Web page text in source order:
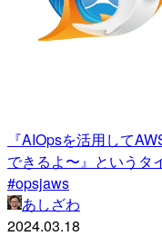
『AIOpsを活用して
できるよ〜』というタ
#opsjaws
あしざわ
2024.03.18